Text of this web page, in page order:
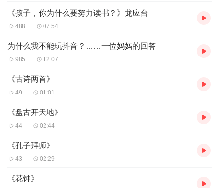
《孩子，你为什么要努力读书？》龙应台
488 07:54
为什么我不能玩抖音？……一位妈妈的回答
985 12:07
《古诗两首》
49 01:01
《盘古开天地》
44 02:44
《孔子拜师》
43 02:29
《花钟》